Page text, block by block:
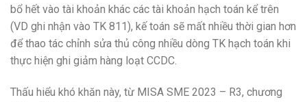
bổ hết vào tài khoản khác các tài khoản hạch toán kể trên
(VD ghi nhận vào TK 811), kế toán sẽ mất nhiều thời gian hơn
để thao tác chỉnh sửa thủ công nhiều dòng TK hạch toán khi
thực hiện ghi giảm hàng loạt CCDC.
Thấu hiểu khó khăn này, từ MISA SME 2023 – R3, chương